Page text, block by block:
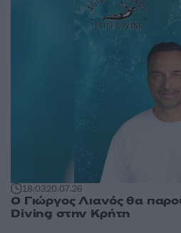
18:0320.07.26
Ο Γιώργος Λιανός θα
Diving στην Κρήτη